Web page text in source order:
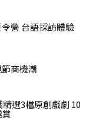
營 台語採訪體驗
商機潮
選3檔原創戲劇 10